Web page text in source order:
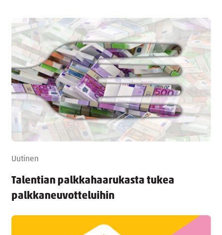
Uutinen
Talentian palkkahaarukasta tukea
palkkaneuvotteluihin